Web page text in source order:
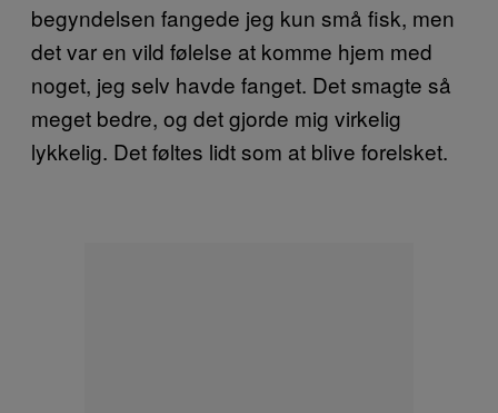
begyndelsen fangede jeg kun små fisk, men
det var en vild følelse at komme hjem med
noget, jeg selv havde fanget. Det smagte så
meget bedre, og det gjorde mig virkelig
lykkelig. Det føltes lidt som at blive forelsket.